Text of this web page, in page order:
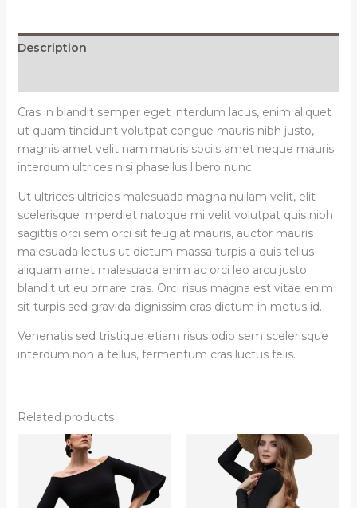
Description
Cras in blandit semper eget interdum lacus, enim aliquet
ut quam tincidunt volutpat congue mauris nibh justo,
magnis amet velit nam mauris sociis amet neque mauris
interdum ultrices nisi phasellus libero nunc.
Ut ultrices ultricies malesuada magna nullam velit, elit
scelerisque imperdiet natoque mi velit volutpat quis nibh
sagittis orci sem orci sit feugiat mauris, auctor mauris
malesuada lectus ut dictum massa turpis a quis tellus
aliquam amet malesuada enim ac orci leo arcu justo
blandit ut eu ornare cras. Orci risus magna est vitae enim
sit turpis sed gravida dignissim cras dictum in metus id.
Venenatis sed tristique etiam risus odio sem scelerisque
interdum non a tellus, fermentum cras luctus felis.
Related products